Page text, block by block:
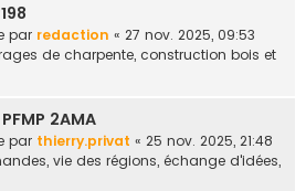
par redaction « 27 nov. 2025, 09:53
de charpente, construction bois et
2AMA
par thierry.privat « 25 nov. 2025, 21:48
vie des régions, échange d'idées,